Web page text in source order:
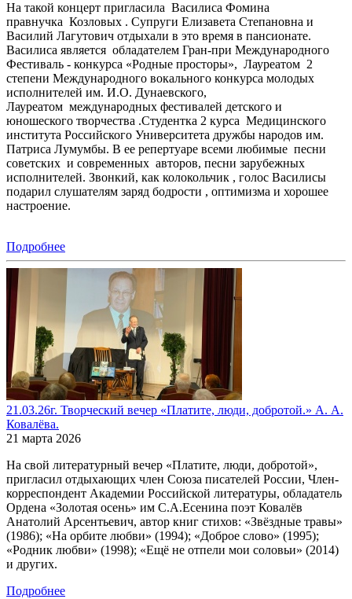
На такой концерт пригласила Василиса Фомина
правнучка Козловых . Супруги Елизавета Степановна и
Василий Лагутович отдыхали в это время в пансионате.
Василиса является обладателем Гран-при Международного
Фестиваль - конкурса «Родные просторы», Лауреатом 2
степени Международного вокального конкурса молодых
исполнителей им. И.О. Дунаевского,
Лауреатом международных фестивалей детского и
юношеского творчества .Студентка 2 курса Медицинского
института Российского Университета дружбы народов им.
Патриса Лумумбы. В ее репертуаре всеми любимые песни
советских и современных авторов, песни зарубежных
исполнителей. Звонкий, как колокольчик , голос Василисы
подарил слушателям заряд бодрости , оптимизма и хорошее
настроение.
Подробнее
21.03.26г. Творческий вечер «Платите, люди, добротой.» А. А.
Ковалёва.
21 марта 2026
На свой литературный вечер «Платите, люди, добротой»,
пригласил отдыхающих член Союза писателей России, Член-
корреспондент Академии Российской литературы, обладатель
Ордена «Золотая осень» им С.А.Есенина поэт Ковалёв
Анатолий Арсентьевич, автор книг стихов: «Звёздные травы»
(1986); «На орбите любви» (1994); «Доброе слово» (1995);
«Родник любви» (1998); «Ещё не отпели мои соловьи» (2014)
и других.
Подробнее